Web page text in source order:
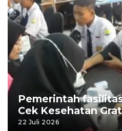
Pemerintah
Cek Kesehatan
22 Juli 2026